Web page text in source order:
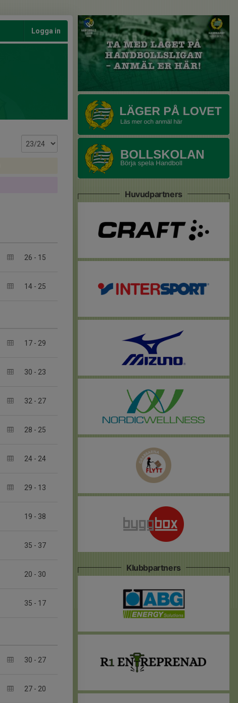
Logga in
26 - 15
14 - 25
17 - 29
30 - 23
32 - 27
28 - 25
24 - 24
29 - 13
19 - 38
35 - 37
20 - 30
35 - 17
30 - 27
27 - 20
Huvudpartners
Klubbpartners